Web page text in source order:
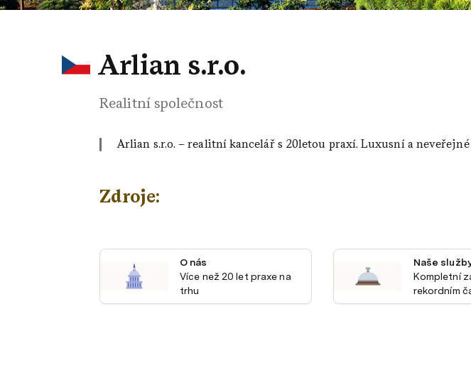
Arlian s.r.o.
Realitní společnost
Arlian s.r.o. – realitní kancelář s 20letou praxí. Luxusní a
Zdroje:
O nás
Více než 20 let praxe na
trhu
Naše
Kompletní
rekordním